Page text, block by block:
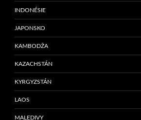
INDONÉSIE
JAPONSKO
KAMBODŽA
KAZACHSTÁN
KYRGYZSTÁN
LAOS
MALEDIVY